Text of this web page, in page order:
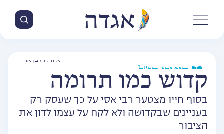
איור: רז בן ארי
סיפורי חז״ל
קדוש כמו תרומה
בסוף חייו מצטער רבי אסי על כך שעסק רק
בעניינים שבקדושה ולא לקח על עצמו לדון את
הציבור